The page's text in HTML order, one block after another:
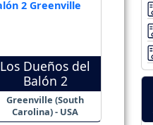
Los Dueños del
Balón 2
Greenville (South
Carolina) - USA